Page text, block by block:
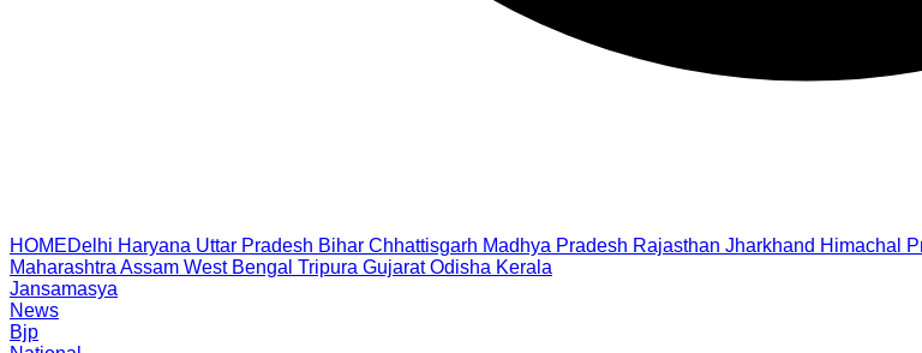
HOMEDelhi Haryana Uttar Pradesh Bihar Chhattisgarh Madhya Pradesh Rajasthan Jharkhand Himachal
Maharashtra Assam West Bengal Tripura Gujarat Odisha Kerala
Jansamasya
News
Bjp